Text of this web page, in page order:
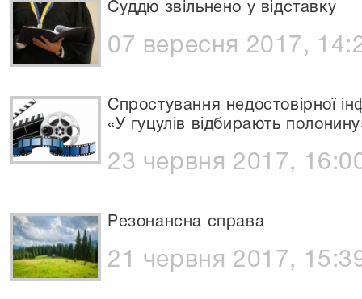
Суддю звільнено у відставку
07 вересня 2017,
Спростування недостовірної
«У гуцулів відбирають
23 червня 2017,
Резонансна справа
21 червня 2017,